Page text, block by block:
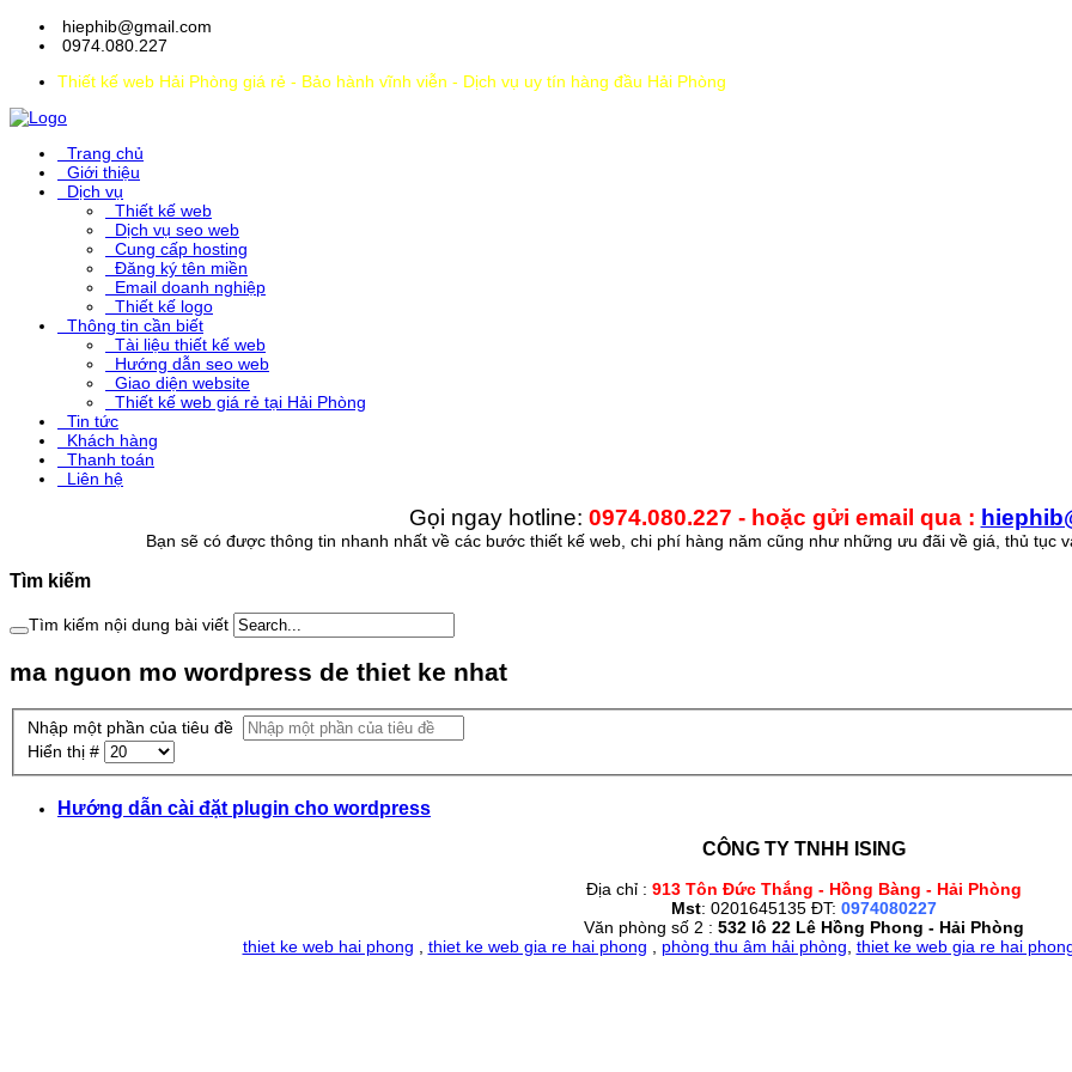
hiephib@gmail.com
0974.080.227
Thiết kế web Hải Phòng giá rẻ - Bảo hành vĩnh viễn - Dịch vụ uy tín hàng đầu Hải Phòng
Trang chủ
Giới thiệu
Dịch vụ
Thiết kế web
Dịch vụ seo web
Cung cấp hosting
Đăng ký tên miền
Email doanh nghiệp
Thiết kế logo
Thông tin cần biết
Tài liệu thiết kế web
Hướng dẫn seo web
Giao diện website
Thiết kế web giá rẻ tại Hải Phòng
Tin tức
Khách hàng
Thanh toán
Liên hệ
Gọi ngay hotline: 0974.080.227 - hoặc gửi email qua :
Bạn sẽ có được thông tin nhanh nhất về các bước thiết kế web, chi phí hàng năm cũng như những ưu đãi về giá, thủ tục
Tìm kiếm
Tìm kiếm nội dung bài viết
ma nguon mo wordpress de thiet ke nhat
Nhập một phần của tiêu đề
Hiển thị #
Hướng dẫn cài đặt plugin cho wordpress
CÔNG TY TNHH ISING
Địa chỉ : 913 Tôn Đức Thắng - Hồng Bàng - Hải Phòng
Mst: 0201645135 ĐT: 0974080227
Văn phòng số 2 : 532 lô 22 Lê Hồng Phong - Hải Phòng
thiet ke web hai phong
thiet ke web gia re hai phong phòng thu âm hải phòng thiet ke web gia re hai